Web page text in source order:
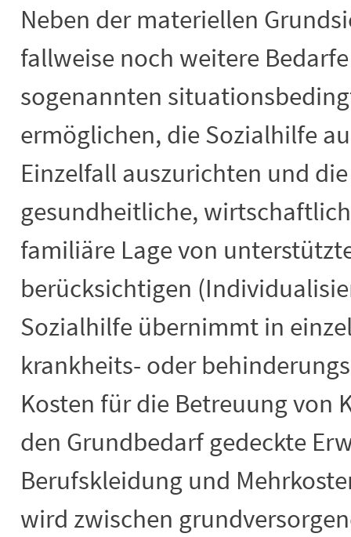
Neben der materiellen
fallweise noch weitere
sogenannten
ermöglichen, die Sozialhilfe
Einzelfall auszurichten und
gesundheitliche,
familiäre Lage von
berücksichtigen
Sozialhilfe übernimmt in
krankheits- oder
Kosten für die Betreuung von
den Grundbedarf gedeckte
Berufskleidung und
wird zwischen